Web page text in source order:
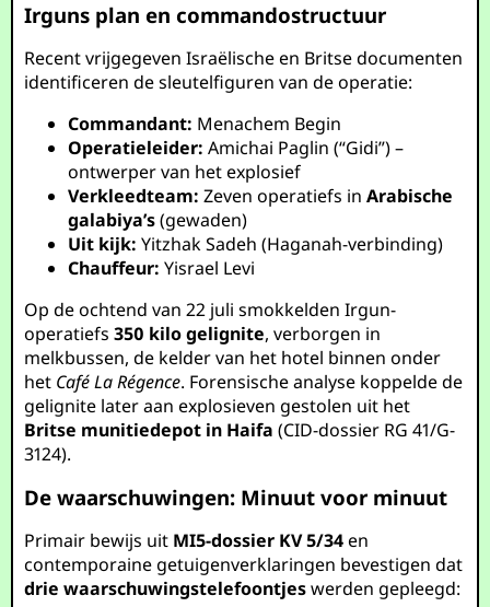
Irguns plan en commandostructuur
Recent vrijgegeven Israëlische en Britse documenten
identificeren de sleutelfiguren van de operatie:
Commandant: Menachem Begin
Operatieleider: Amichai Paglin (“Gidi”) –
ontwerper van het explosief
Verkleedteam: Zeven operatiefs inArabische
galabiya’s(gewaden)
Uit kijk: Yitzhak Sadeh (Haganah-verbinding)
Chauffeur: Yisrael Levi
Op de ochtend van 22 juli smokkelden Irgun-
operatiefs350 kilo gelignite, verborgen in
melkbussen, de kelder van het hotel binnen onder
het Café La Régence. Forensische analyse koppelde de
gelignite later aan explosieven gestolen uit het
Britse munitiedepot in Haifa (CID-dossier RG 41/G-
3124).
De waarschuwingen: Minuut voor minuut
Primair bewijs uit MI5-dossier KV 5/34en
contemporaine getuigenverklaringen bevestigen dat
drie waarschuwingstelefoontjeswerden gepleegd: